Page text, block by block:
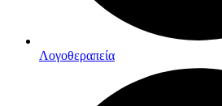
Λογοθεραπεία